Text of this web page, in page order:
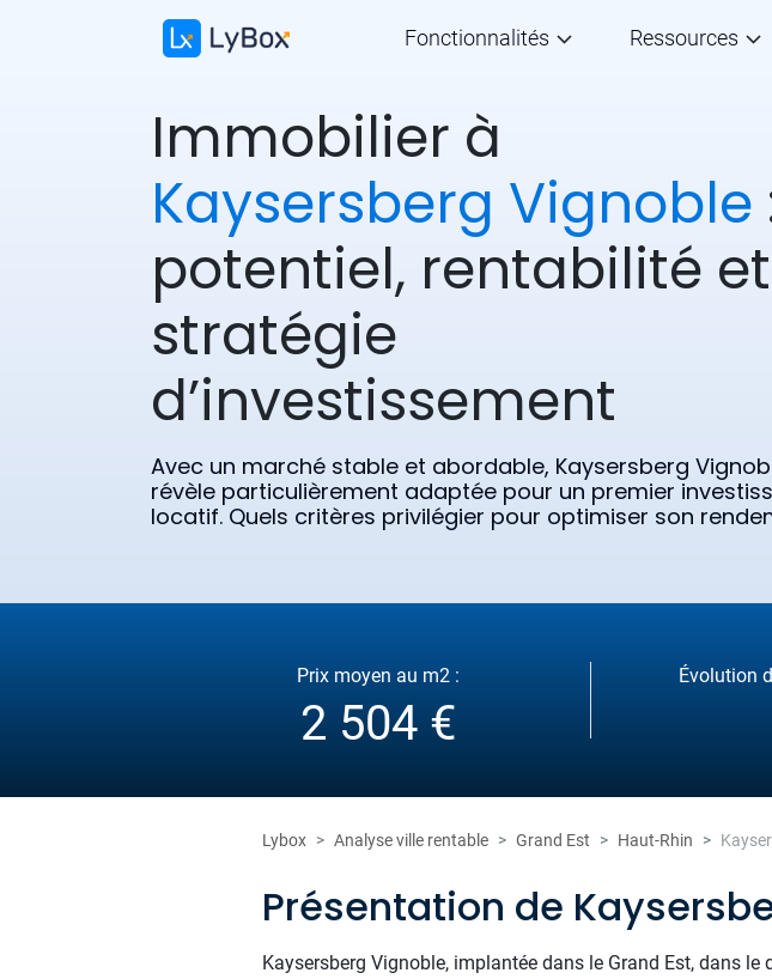
Fonctionnalités Ressources
Immobilier à
Kaysersberg Vignoble
potentiel, rentabilité et
stratégie
d’investissement
Avec un marché stable et abordable, Kaysersberg
révèle particulièrement adaptée pour un premier
locatif. Quels critères privilégier pour optimiser son
Prix moyen au m2 :
2 504 €
Évolution
Lybox Analyse ville rentable Grand Est Haut-Rhin
Présentation de
Kaysersberg Vignoble, implantée dans le Grand Est, dans